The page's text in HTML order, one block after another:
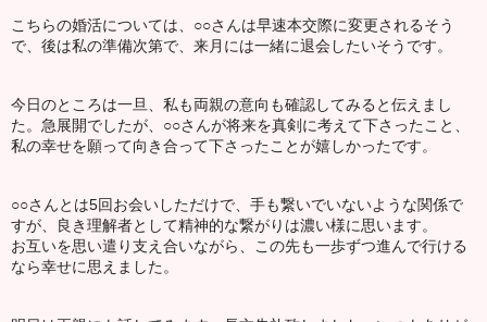
こちらの婚活については、○○さんは早速本交際に変更されるそう
で、後は私の準備次第で、来月には一緒に退会したいそうです。
今日のところは一旦、私も両親の意向も確認してみると伝えまし
た。急展開でしたが、○○さんが将来を真剣に考えて下さったこと、
私の幸せを願って向き合って下さったことが嬉しかったです。
○○さんとは5回お会いしただけで、手も繋いでいないような関係で
すが、良き理解者として精神的な繋がりは濃い様に思います。
お互いを思い遣り支え合いながら、この先も一歩ずつ進んで行ける
なら幸せに思えました。